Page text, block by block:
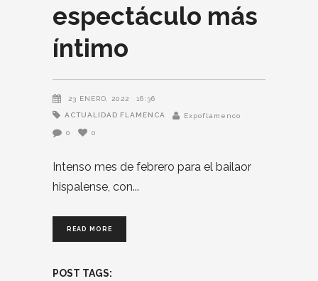
espectáculo más
íntimo
23 ENERO, 2022 16:36
ACTUALIDAD FLAMENCA Expoflamenco
0 0
Intenso mes de febrero para el bailaor
hispalense, con
READ MORE
POST TAGS: